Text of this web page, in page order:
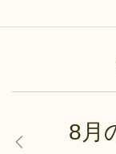
8月